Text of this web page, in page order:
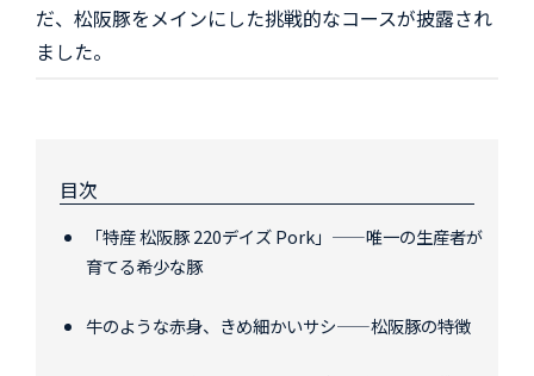
だ、松阪豚をメインにした挑戦的なコースが披露され
ました。
目次
「特産 松阪豚 220デイズ Pork」——唯一の生産者が
育てる希少な豚
牛のような赤身、きめ細かいサシ——松阪豚の特徴